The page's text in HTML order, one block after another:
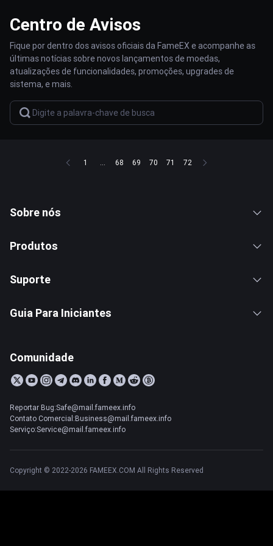
Centro de Avisos
Fique por dentro dos avisos oficiais da FameEX e acompanhe as
últimas notícias sobre novos lançamentos de moedas,
atualizações de funcionalidades, promoções, upgrades de
sistema, e mais.
1 ... 68 69 70 71 72
Sobre nós
Produtos
Suporte
Guia Para Iniciantes
Comunidade
Reportar Bug:Safe@mail.fameex.info
Contato Comercial:Business@mail.fameex.info
Serviço:Service@mail.fameex.info
Copyright © 2022-2026 FAMEEX.COM All Rights Reserved